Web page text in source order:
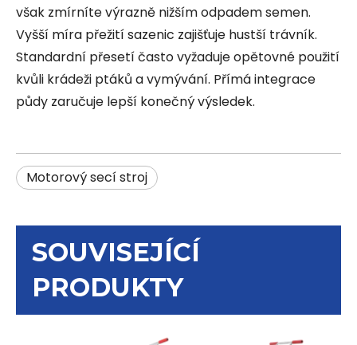
však zmírníte výrazně nižším odpadem semen.
Vyšší míra přežití sazenic zajišťuje hustší trávník.
Standardní přesetí často vyžaduje opětovné použití
kvůli krádeži ptáků a vymývání. Přímá integrace
půdy zaručuje lepší konečný výsledek.
Motorový secí stroj
SOUVISEJÍCÍ
PRODUKTY